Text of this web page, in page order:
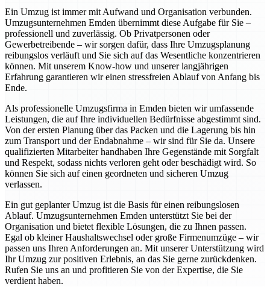
Ein Umzug ist immer mit Aufwand und Organisation verbunden.
Umzugsunternehmen Emden übernimmt diese Aufgabe für Sie –
professionell und zuverlässig. Ob Privatpersonen oder
Gewerbetreibende – wir sorgen dafür, dass Ihre Umzugsplanung
reibungslos verläuft und Sie sich auf das Wesentliche konzentrieren
können. Mit unserem Know-how und unserer langjährigen
Erfahrung garantieren wir einen stressfreien Ablauf von Anfang bis
Ende.
Als professionelle Umzugsfirma in Emden bieten wir umfassende
Leistungen, die auf Ihre individuellen Bedürfnisse abgestimmt sind.
Von der ersten Planung über das Packen und die Lagerung bis hin
zum Transport und der Endabnahme – wir sind für Sie da. Unsere
qualifizierten Mitarbeiter handhaben Ihre Gegenstände mit Sorgfalt
und Respekt, sodass nichts verloren geht oder beschädigt wird. So
können Sie sich auf einen geordneten und sicheren Umzug
verlassen.
Ein gut geplanter Umzug ist die Basis für einen reibungslosen
Ablauf. Umzugsunternehmen Emden unterstützt Sie bei der
Organisation und bietet flexible Lösungen, die zu Ihnen passen.
Egal ob kleiner Haushaltswechsel oder große Firmenumzüge – wir
passen uns Ihren Anforderungen an. Mit unserer Unterstützung wird
Ihr Umzug zur positiven Erlebnis, an das Sie gerne zurückdenken.
Rufen Sie uns an und profitieren Sie von der Expertise, die Sie
verdient haben.